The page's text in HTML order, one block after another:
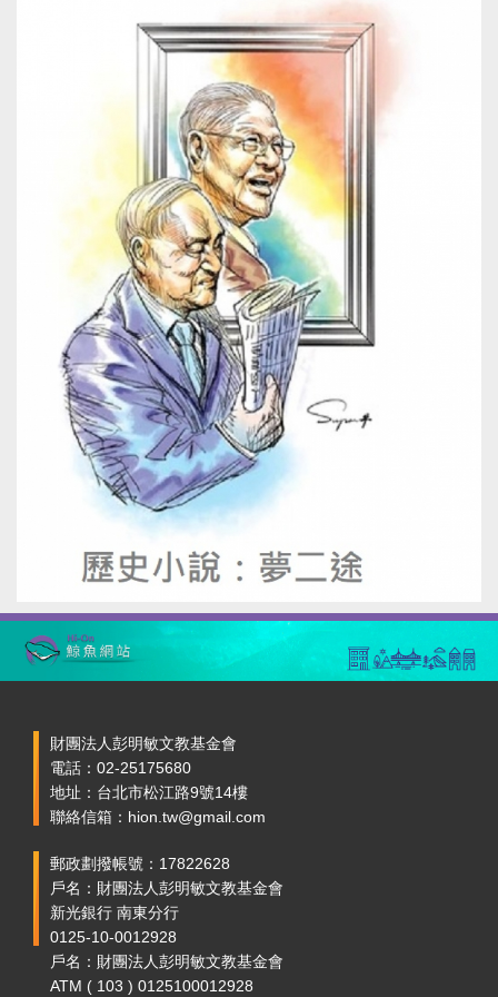
財團法人彭明敏文教基金會
電話：02-25175680
地址：台北市松江路9號14樓
聯絡信箱：hion.tw@gmail.com
郵政劃撥帳號：17822628
戶名：財團法人彭明敏文教基金會
新光銀行 南東分行
0125-10-0012928
戶名：財團法人彭明敏文教基金會
ATM ( 103 ) 0125100012928